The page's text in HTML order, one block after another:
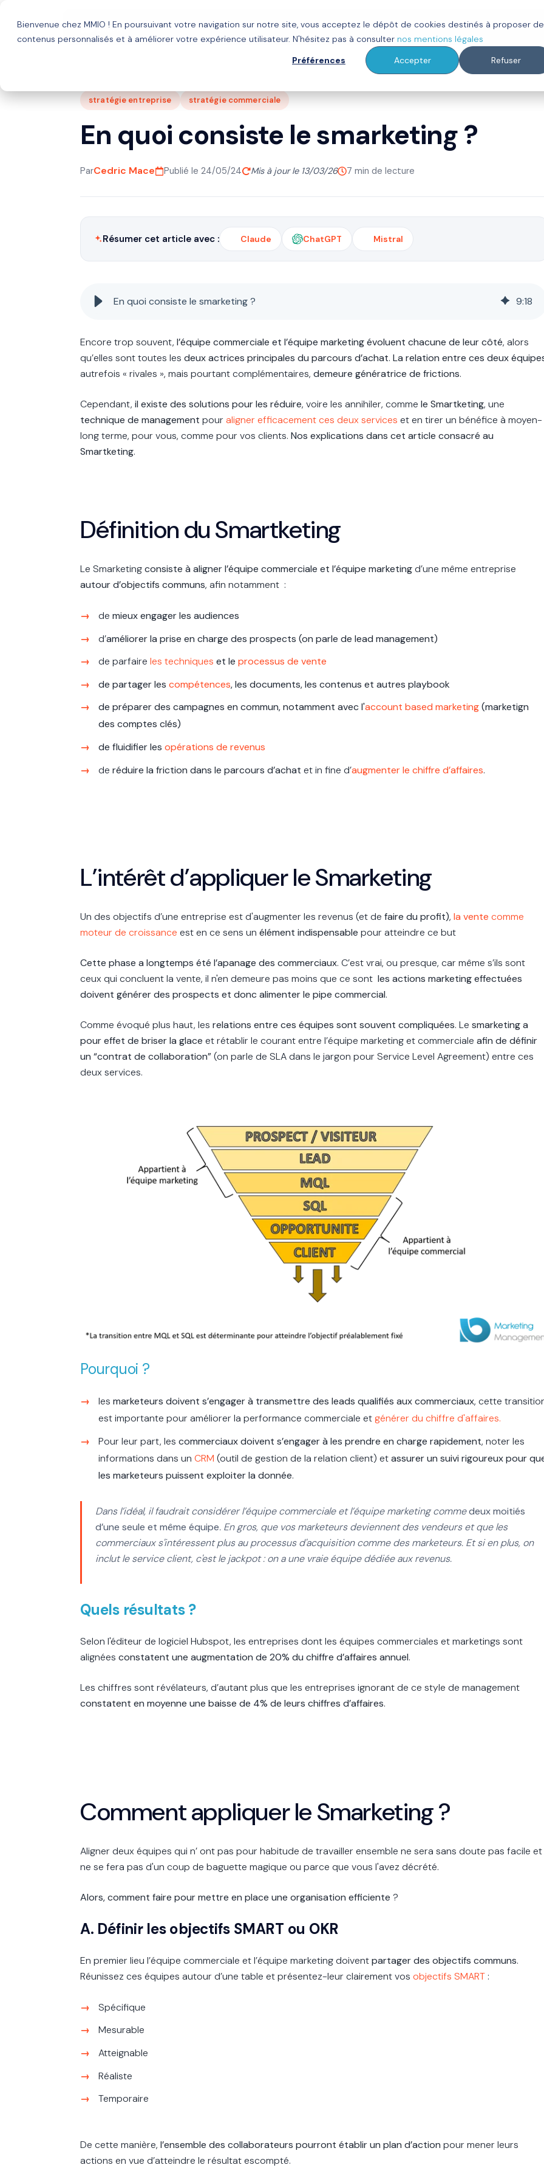
Bienvenue chez MMIO ! En poursuivant votre navigation sur notre site, vous acceptez le dépôt de cookies destinés à proposer
contenus personnalisés et à améliorer votre expérience utilisateur. N'hésitez pas à consulter nos mentions légales
Préférences
Accepter Refuser
Solutions Agence HubSpot Clients À propos Ressources
stratégie entreprise stratégie commerciale
En quoi consiste le smarketing ?
ParCedric Mace Publié le 24/05/24 Mis à jour le 13/03/26 7 min de lecture
Résumer cet article avec : Claude ChatGPT Mistral
En quoi consiste le smarketing ? 9:18
Encore trop souvent, l’équipe commerciale et l’équipe marketing évoluent chacune de leur côté, alors
qu’elles sont toutes les deux actrices principales du parcours d’achat. La relation entre ces deux
autrefois « rivales », mais pourtant complémentaires, demeure génératrice de frictions.
Cependant, il existe des solutions pour les réduire, voire les annihiler, comme le Smartketing, une
technique de management pouraligner efficacement ces deux services et en tirer un bénéfice à moyen-
long terme, pour vous, comme pour vos clients. Nos explications dans cet article consacré au
Smartketing.
Définition du Smartketing
Le Smarketingconsiste à aligner l’équipe commerciale et l’équipe marketingd’une même entreprise
autour d’objectifs communs, afin notamment :
de mieux engager les audiences
d’améliorer la prise en charge des prospects (on parle de lead management)
de parfaire les techniques et le processus de vente
de partager les compétences, les documents, les contenus et autres playbook
de préparer des campagnes en commun, notamment avec l'account based marketing(marketign
des comptes clés)
de fluidifier les opérations de revenus
de réduire la friction dans le parcours d’achat et in fine d’augmenter le chiffre d’affaires.
L’intérêt d’appliquer le Smarketing
Un des objectifs d’une entreprise est d'augmenter les revenus (et de faire du profit), la vente comme
moteur de croissance est en ce sens un élément indispensable pour atteindre ce but
Cette phase a longtemps été l’apanage des commerciaux. C’est vrai, ou presque, car même s’ils sont
ceux qui concluent la vente, il n'en demeure pas moins que ce sont les actions marketing effectuées
doivent générer des prospects et donc alimenter le pipe commercial.
Comme évoqué plus haut, les relations entre ces équipes sont souvent compliquées. Le smarketing a
pour effet de briser la glace et rétablir le courant entre l’équipe marketing et commerciale afin de définir
un “contrat de collaboration”(on parle de SLA dans le jargon pour Service Level Agreement) entre ces
deux services.
Pourquoi ?
les marketeurs doivent s’engager à transmettre des leads qualifiés aux commerciaux, cette
est importante pour améliorer la performance commerciale etgénérer du chiffre d'affaires.
Pour leur part, les commerciaux doivent s’engager à les prendre en charge rapidement, noter les
informations dans un CRM (outil de gestion de la relation client) etassurer un suivi rigoureux pour
les marketeurs puissent exploiter la donnée.
Dans l’idéal, il faudrait considérer l’équipe commerciale et l’équipe marketing commedeux moitiés
d’une seule et même équipe. En gros, que vos marketeurs deviennent des vendeurs et que les
commerciaux s'intéressent plus au processus d'acquisition comme des marketeurs. Et si en plus, on
inclut le service client, c'est le jackpot : on a une vraie équipe dédiée aux revenus.
Quels résultats ?
Selon l'éditeur de logiciel Hubspot, les entreprises dont les équipes commerciales et marketings sont
alignées constatent une augmentation de 20% du chiffre d’affaires annuel.
Les chiffres sont révélateurs, d’autant plus que les entreprises ignorant de ce style de management
constatent en moyenne une baisse de 4% de leurs chiffres d’affaires.
Comment appliquer le Smarketing ?
Aligner deux équipes qui n’ ont pas pour habitude de travailler ensemble ne sera sans doute pas facile et
ne se fera pas d'un coup de baguette magique ou parce que vous l'avez décrété.
Alors, comment faire pour mettre en place une organisation efficiente ?
A. Définir les objectifs SMART ou OKR
En premier lieu l’équipe commerciale et l’équipe marketing doiventpartager des objectifs communs.
Réunissez ces équipes autour d’une table et présentez-leur clairement vos objectifs SMART :
Spécifique
Mesurable
Atteignable
Réaliste
Temporaire
De cette manière, l’ensemble des collaborateurs pourront établir un plan d’action pour mener leurs
actions en vue d’atteindre le résultat escompté.